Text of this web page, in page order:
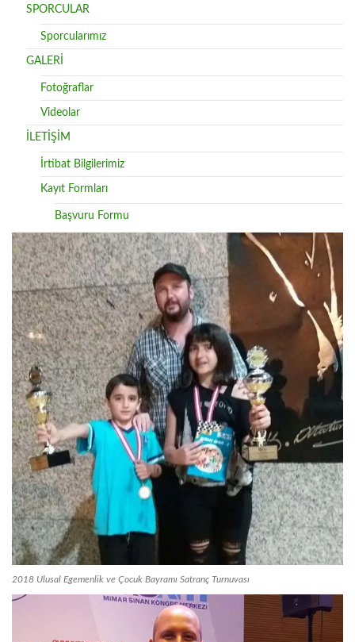
SPORCULAR
Sporcularımız
GALERİ
Fotoğraflar
Videolar
İLETİŞİM
İrtibat Bilgilerimiz
Kayıt Formları
Başvuru Formu
2018 Ulusal Egemenlik ve Çocuk Bayramı Satranç Turnuvası